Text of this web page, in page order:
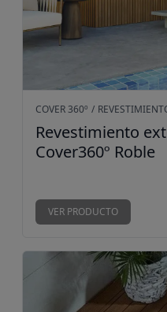
COVER 360º /
Revestimiento
Cover360º Roble
VER PRODUCTO
Tarima 360º Roble/Teka